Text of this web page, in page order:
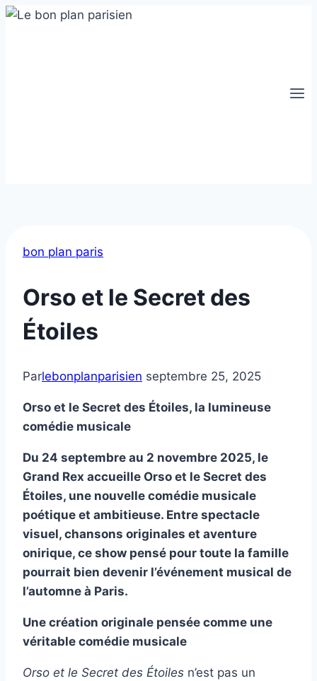
Aller
bon plan paris
Orso et le Secret des
Étoiles
Parlebonplanparisien septembre 25, 2025
Orso et le Secret des Étoiles, la lumineuse
comédie musicale
Du 24 septembre au 2 novembre 2025, le
Grand Rex accueille Orso et le Secret des
Étoiles, une nouvelle comédie musicale
poétique et ambitieuse. Entre spectacle
visuel, chansons originales et aventure
onirique, ce show pensé pour toute la famille
pourrait bien devenir l’événement musical de
l’automne à Paris.
Une création originale pensée comme une
véritable comédie musicale
Orso et le Secret des Étoiles n’est pas un